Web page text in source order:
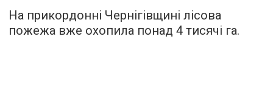
На прикордонні Чернігівщині лісова
пожежа вже охопила понад 4 тисячі га.